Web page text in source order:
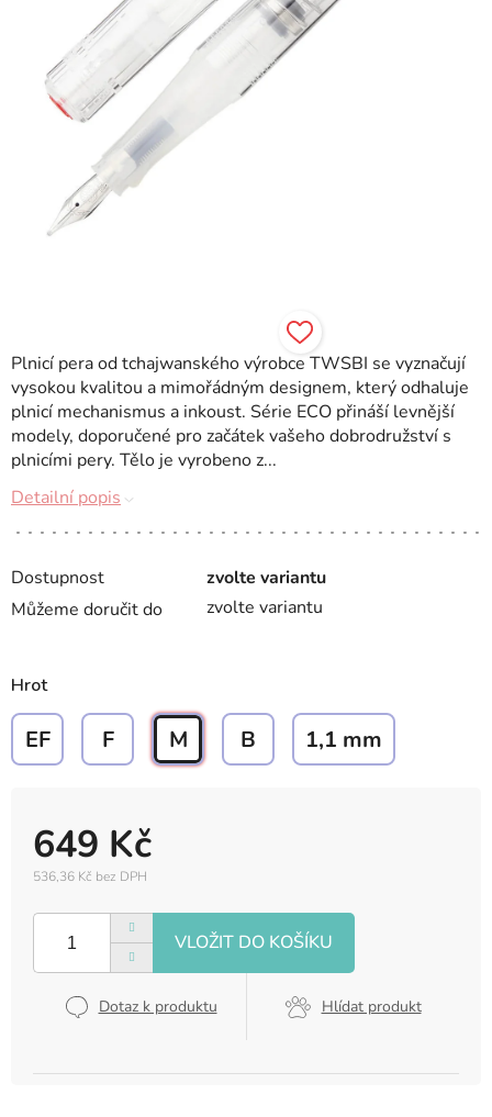
Dostupnost
zvolte variantu
Můžeme doručit do
zvolte variantu
649 Kč
536,36 Kč bez DPH
cena:
Dotaz k produktu Hlídat produkt
Hrot
EF F M B 1,1 mm
Plnicí pera od tchajwanského výrobce TWSBI se vyznačují
vysokou kvalitou a mimořádným designem, který odhaluje
plnicí mechanismus a inkoust. Série ECO přináší levnější
modely, doporučené pro začátek vašeho dobrodružství s
plnicími pery. Tělo je vyrobeno z...
Detailní popis